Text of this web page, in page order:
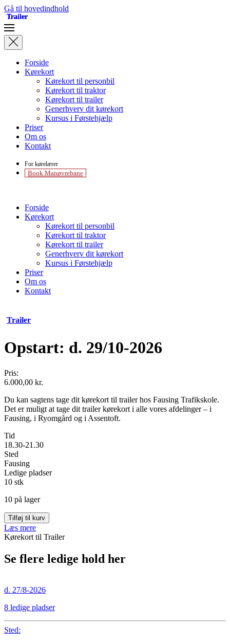
Gå til hovedindhold
Forside
Kørekort
Kørekort til personbil
Kørekort til traktor
Kørekort til trailer
Generhverv dit kørekort
Kursus i Førstehjælp
Priser
Om os
Kontakt
For kørelærer
Book Manøvrebane
Forside
Kørekort
Kørekort til personbil
Kørekort til traktor
Kørekort til trailer
Generhverv dit kørekort
Kursus i Førstehjælp
Priser
Om os
Kontakt
Trailer
Opstart: d. 29/10-2026
Pris:
6.000,00 kr.
Du kan sagtens tage dit kørekort til trailer hos Fausing Trafikskole.
Det er muligt at tage dit trailer kørekort i alle vores afdelinger – i
Fausing, i Ryomgård og i Assentoft.
Tid
18.30-21.30
Sted
Fausing
Ledige pladser
10 stk
10 på lager
d.
29/10-
2026
Tilføj til kurv
Læs mere
Kørekort til Trailer
Se flere ledige hold her
Trailer
d. 27/8-2026
8 ledige pladser
Sted:
Trailer
Trailer